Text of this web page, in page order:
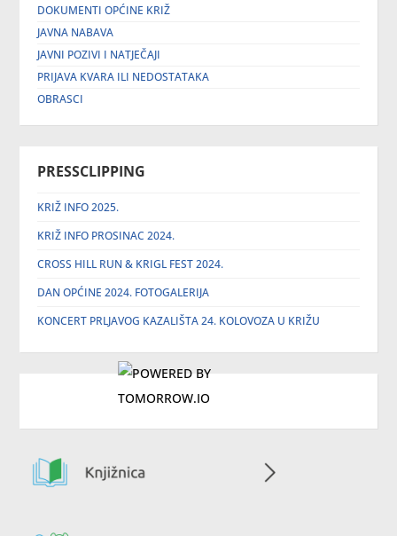
DOKUMENTI OPĆINE KRIŽ
JAVNA NABAVA
JAVNI POZIVI I NATJEČAJI
PRIJAVA KVARA ILI NEDOSTATAKA
OBRASCI
PRESSCLIPPING
KRIŽ INFO 2025.
KRIŽ INFO PROSINAC 2024.
CROSS HILL RUN & KRIGL FEST 2024.
DAN OPĆINE 2024. FOTOGALERIJA
KONCERT PRLJAVOG KAZALIŠTA 24. KOLOVOZA U KRIŽU